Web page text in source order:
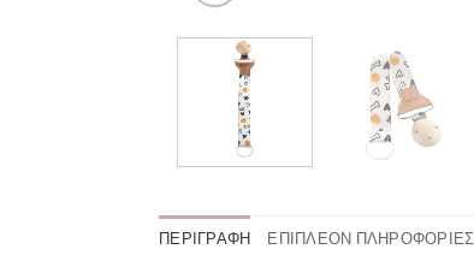
ΠΕΡΙΓΡΑΦΉ ΕΠΙΠΛΈΟΝ ΠΛΗΡΟΦΟΡΊΕΣ